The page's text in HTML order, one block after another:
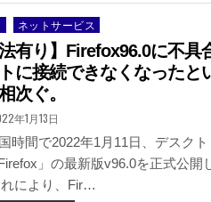
ネットサービス
法有り】Firefox96.0に不具
に接続できなくなったと
次ぐ。
年1月13日
時間で2022年1月11日、デスクト
」の最新版v96.0を正式公開
れにより、Fir…